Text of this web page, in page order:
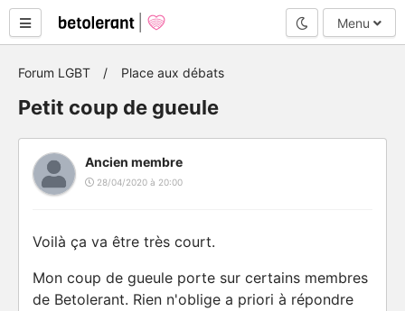
Mode nuit
Menu
Forum LGBT Place aux débats
Petit coup de gueule
Ancien membre
28/04/2020 à 20:00
Voilà ça va être très court.
Mon coup de gueule porte sur certains membres
de Betolerant. Rien n'oblige a priori à répondre